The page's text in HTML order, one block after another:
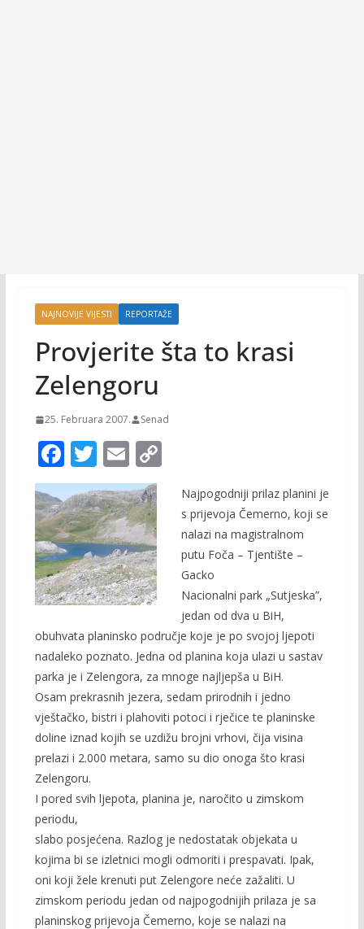
NAJNOVIJE VIJESTI REPORTAŽE
Provjerite šta to krasi
Zelengoru
25. Februara 2007. Senad
F
ac
e
b
o
o
k
T
w
itt
er
E
m
ai
l
C
Li
Najpogodniji prilaz planini je
s prijevoja Čemerno, koji se
nalazi na magistralnom
putu Foča – Tjentište –
Gacko
Nacionalni park „Sutjeska”,
jedan od dva u BiH,
obuhvata planinsko područje koje je po svojoj ljepoti
nadaleko poznato. Jedna od planina koja ulazi u sastav
parka je i Zelengora, za mnoge najljepša u BiH.
Osam prekrasnih jezera, sedam prirodnih i jedno
vještačko, bistri i plahoviti potoci i rječice te planinske
doline iznad kojih se uzdižu brojni vrhovi, čija visina
prelazi i 2.000 metara, samo su dio onoga što krasi
Zelengoru.
I pored svih ljepota, planina je, naročito u zimskom
periodu,
slabo posjećena. Razlog je nedostatak objekata u
kojima bi se izletnici mogli odmoriti i prespavati. Ipak,
oni koji žele krenuti put Zelengore neće zažaliti. U
zimskom periodu jedan od najpogodnijih prilaza je sa
planinskog prijevoja Čemerno, koje se nalazi na